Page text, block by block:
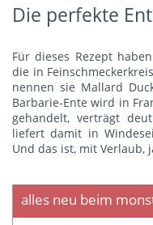
Die perfekte
Für dieses Rezept
die in
nennen sie Mallard
Barbarie-Ente wird in
gehandelt, verträgt
liefert damit in
Und das ist, mit Verlaub,
alles neu beim